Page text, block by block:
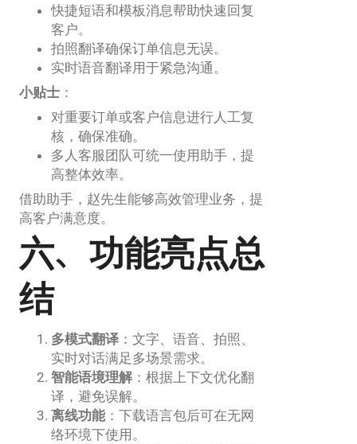
快捷短语和模板消息帮助快速回复
客户。
拍照翻译确保订单信息无误。
实时语音翻译用于紧急沟通。
小贴士 ：
对重要订单或客户信息进行人工复
核，确保准确。
多人客服团队可统一使用助手，提
高整体效率。
借助助手，赵先生能够高效管理业务，提
高客户满意度。
六、功能亮点总
结
多模式翻译 ：文字、语音、拍照、
实时对话满足多场景需求。
智能语境理解 ：根据上下文优化翻
译，避免误解。
离线功能：下载语言包后可在无网
络环境下使用。